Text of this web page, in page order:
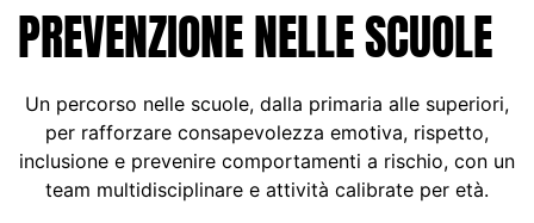
PREVENZIONE NELLE SCUOLE
Un percorso nelle scuole, dalla primaria alle superiori,
per rafforzare consapevolezza emotiva, rispetto,
inclusione e prevenire comportamenti a rischio, con un
team multidisciplinare e attività calibrate per età.